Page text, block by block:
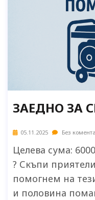
ЗАЕДНО ЗА
05.11.2025 Без
Целева сума:
? Скъпи
помогнем на
и половина